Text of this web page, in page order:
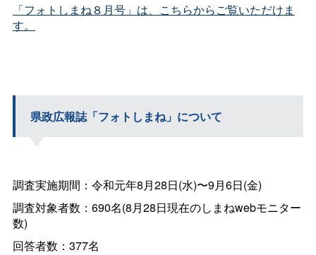
「フォトしまね８月号」は、こちらからご覧いただけま
す。
県政広報誌「フォトしまね」について
調査実施期間：令和元年8月28日(水)〜9月6日(金)
調査対象者数：690名(8月28日現在のしまねwebモニター
数)
回答者数：377名